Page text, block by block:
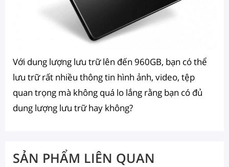
Với dung lượng lưu trữ lên đến 960GB, bạn có thể
lưu trữ rất nhiều thông tin hình ảnh, video, tệp
quan trọng mà không quá lo lắng rằng bạn có đủ
dung lượng lưu trữ hay không?
SẢN PHẨM LIÊN QUAN